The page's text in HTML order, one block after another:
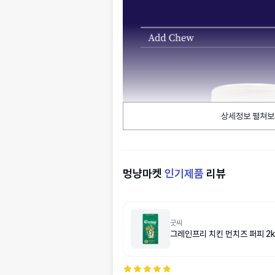
상세정보 펼쳐
멍냥마켓 인기제품 리뷰
굿씨
그레인프리 치킨 먼치즈 퍼피